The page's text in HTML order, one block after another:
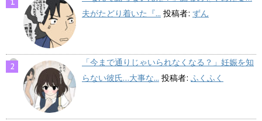
夫がたどり着いた『... 投稿者: ずん
「今まで通りじゃいられなくなる？」妊娠を知
らない彼氏…大事な... 投稿者: ふくふく